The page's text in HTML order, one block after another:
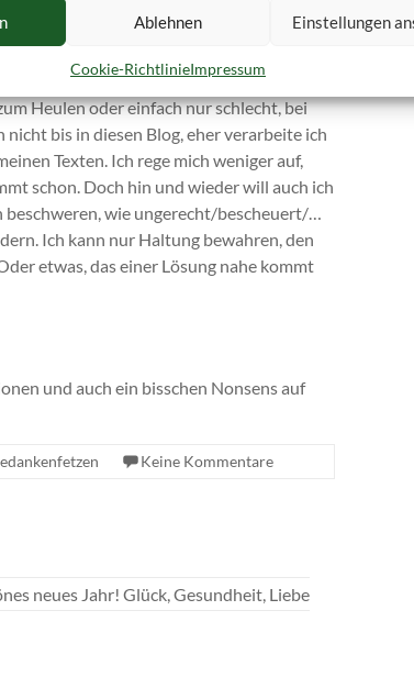
Ablehnen Einstellungen
Cookie-RichtlinieImpressum
Unmöglichkeiten freuen, die das Leben
so meistert man die Dinge deutlich
Heulen oder einfach nur schlecht, bei
bis in diesen Blog, eher verarbeite ich
Texten. Ich rege mich weniger auf,
schon. Doch hin und wieder will auch ich
beschweren, wie ungerecht/bescheuert/…
Ich kann nur Haltung bewahren, den
etwas, das einer Lösung nahe kommt
und auch ein bisschen Nonsens auf
Keine Kommentare
neues Jahr! Glück, Gesundheit, Liebe